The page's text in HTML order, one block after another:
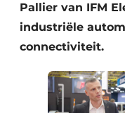
Pallier van IFM
industriële
connectiviteit.